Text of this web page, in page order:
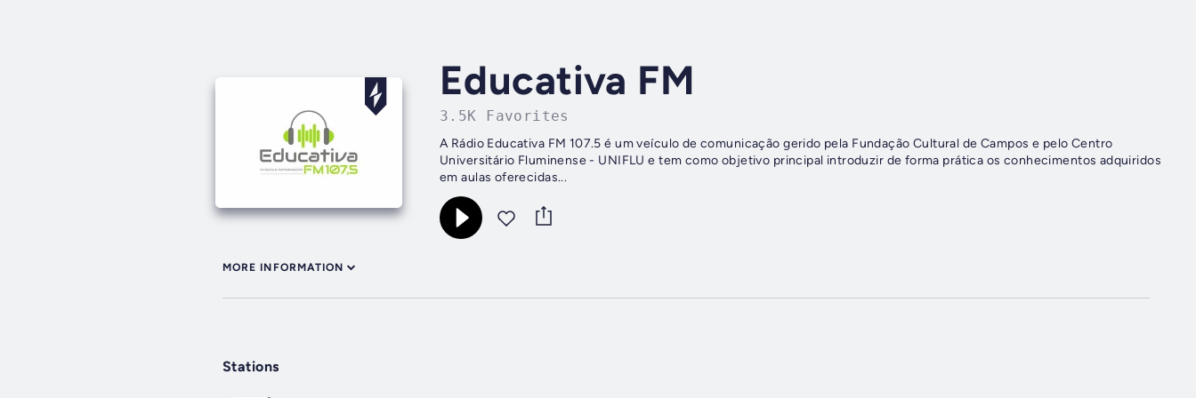
Educativa FM
3.5K Favorites
A Rádio Educativa FM 107.5 é um veículo de comunicação gerido pela Fundação Cultural de Campos e pelo Centro
Universitário Fluminense - UNIFLU e tem como objetivo principal introduzir de forma prática os conhecimentos adquiridos
em aulas oferecidas...
MORE INFORMATION
Stations